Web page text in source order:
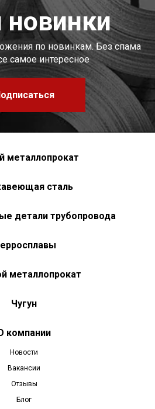
по новинкам. Без спама
самое интересное
металлопрокат
сталь
детали трубопровода
металлопрокат
Чугун
компании
Новости
Вакансии
Отзывы
Блог